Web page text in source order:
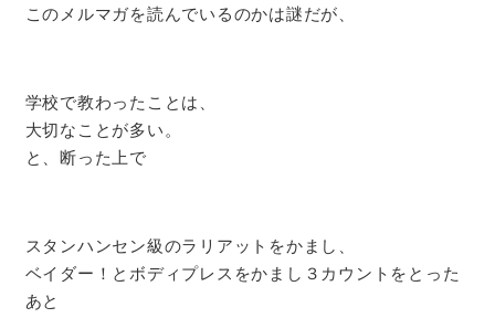
このメルマガを読んでいるのかは謎だが、
学校で教わったことは、
大切なことが多い。
と、断った上で
スタンハンセン級のラリアットをかまし、
ベイダー！とボディプレスをかまし３カウントをとった
あと